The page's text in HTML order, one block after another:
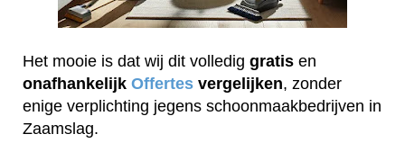
Het mooie is dat wij dit volledig gratis en
onafhankelijk Offertes vergelijken, zonder
enige verplichting jegens schoonmaakbedrijven in
Zaamslag.